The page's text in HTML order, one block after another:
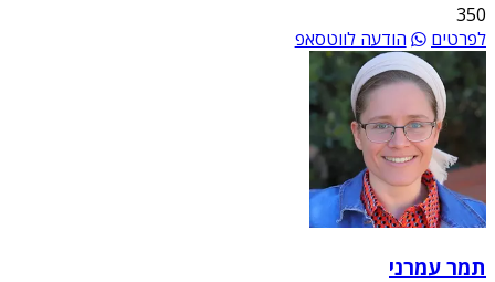
350
לפרטים
הודעה לווטסאפ
תמר עמרני